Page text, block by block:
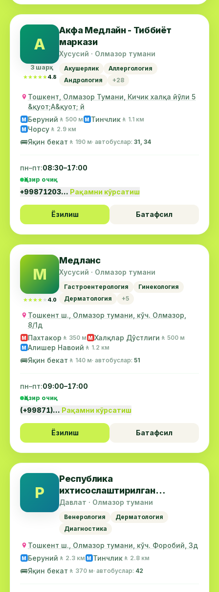
А
3 шарҳ
★★★★★
★★★★★ 4.8
Акфа Медлайн - Тиббиёт
маркази
Хусусий · Олмазор тумани
Акушерлик
Аллергология
Андрология
+28
Тошкент, Олмазор Тумани, Кичик халқа йўли 5
&қуот;А&қуот; й
М Беруний 🚶 500 м М Тинчлик 🚶 1.1 км
М Чорсу 🚶 2.9 км
🚌Яқин бекат 🚶 190 м· автобуслар: 31, 34
пн–пт:08:30–17:00
Ҳозир очиқ
+99871203… Рақамни кўрсатиш
Ёзилиш Батафсил
М
★★★★★
★★★★★ 4.0
Медланс
Хусусий · Олмазор тумани
Гастроентерология
Гинекология
Дерматология
+5
Тошкент ш., Олмазор тумани, кўч. Олмазор,
8/1д
М Пахтакор 🚶 350 м М Халқлар Дўстлиги 🚶 500 м
М Алишер Навоий 🚶 1.2 км
🚌Яқин бекат 🚶 140 м· автобуслар: 51
пн–пт:09:00–17:00
Ҳозир очиқ
(+99871)… Рақамни кўрсатиш
Ёзилиш Батафсил
Р
Республика
ихтисослаштирилган
дерматология ва венерология
илмий-амалий тиббиёт
маркази
Давлат · Олмазор тумани
Венерология
Дерматология
Диагностика
Тошкент ш., Олмазор тумани, кўч. Форобий, 3д
М Беруний 🚶 2.3 км М Тинчлик 🚶 2.8 км
🚌Яқин бекат 🚶 370 м· автобуслар: 42